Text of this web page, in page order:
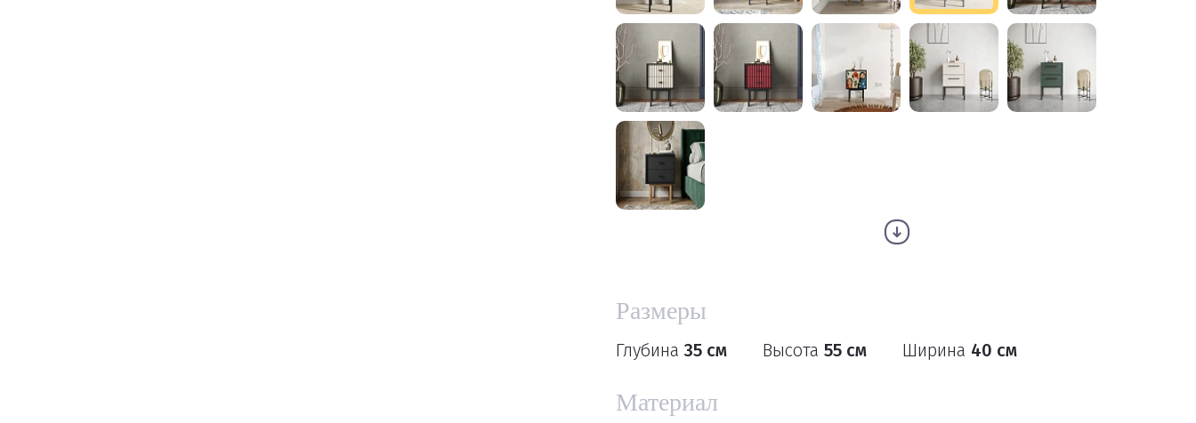
Размеры
Глубина 35 см Высота 55 см Ширина 40 см
Материал